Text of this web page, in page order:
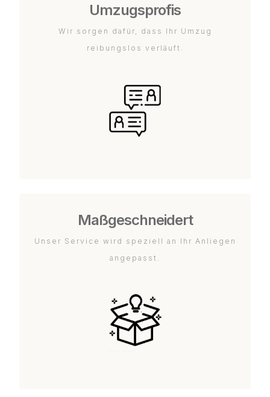
Umzugsprofis
Wir sorgen dafür, dass Ihr Umzug
reibungslos verläuft.
Maßgeschneidert
Unser Service wird speziell an Ihr Anliegen
angepasst.